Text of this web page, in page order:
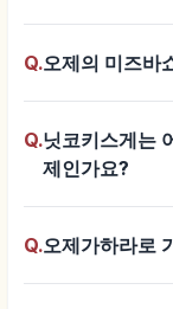
Q.오제의 미즈바
Q.닛코키스게는
제인가요?
Q.오제가하라로